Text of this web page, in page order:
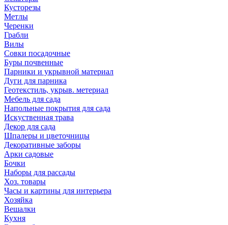
Кусторезы
Метлы
Черенки
Грабли
Вилы
Совки посадочные
Буры почвенные
Парники и укрывной материал
Дуги для парника
Геотекстиль, укрыв. метериал
Мебель для сада
Напольные покрытия для сада
Искуственная трава
Декор для сада
Шпалеры и цветочницы
Декоративные заборы
Арки садовые
Бочки
Наборы для рассады
Хоз. товары
Часы и картины для интерьера
Хозяйка
Вешалки
Кухня